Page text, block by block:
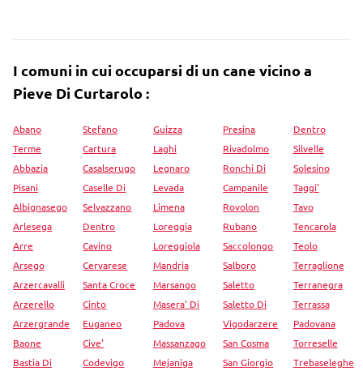
I comuni in cui occuparsi di un cane vicino a
Pieve Di Curtarolo :
Abano
Terme
Abbazia
Pisani
Albignasego
Arlesega
Arre
Arsego
Arzercavalli
Arzerello
Arzergrande
Baone
Bastia Di
Stefano
Cartura
Casalserugo
Caselle Di
Selvazzano
Dentro
Cavino
Cervarese
Santa Croce
Cinto
Euganeo
Cive'
Codevigo
Guizza
Laghi
Legnaro
Levada
Limena
Loreggia
Loreggiola
Mandria
Marsango
Masera' Di
Padova
Massanzago
Mejaniga
Presina
Rivadolmo
Ronchi Di
Campanile
Rovolon
Rubano
Saccolongo
Salboro
Saletto
Saletto Di
Vigodarzere
San Cosma
San Giorgio
Dentro
Silvelle
Solesino
Taggi'
Tavo
Tencarola
Teolo
Terraglione
Terranegra
Terrassa
Padovana
Torreselle
Trebaseleghe